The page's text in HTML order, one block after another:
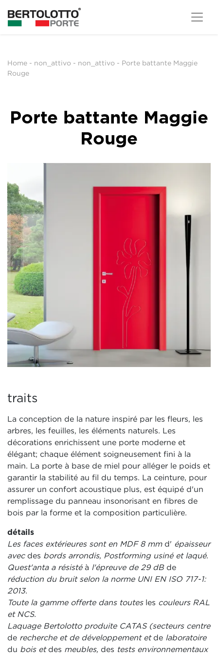
Home - non_attivo - non_attivo - Porte battante Maggie
Rouge
Porte battante Maggie
Rouge
traits
La conception de la nature inspiré par les fleurs, les
arbres, les feuilles, les éléments naturels. Les
décorations enrichissent une porte moderne et
élégant; chaque élément soigneusement fini à la
main. La porte à base de miel pour alléger le poids et
garantir la stabilité au fil du temps. La ceinture, pour
assurer un confort acoustique plus, est équipé d'un
remplissage du panneau insonorisant en fibres de
bois par la forme et la composition particulière.
détails
Les faces extérieures sont en MDF 8 mmd' épaisseur
avecdes bords arrondis, Postforming usiné et laqué.
Quest'anta a résistéà l'épreuve de 29 dB de
réduction du bruit selon la norme UNI EN ISO 717-1:
2013.
Toute la gamme offerte dans toutesles couleurs RAL
et NCS.
Laquage Bertolotto produite CATAS (secteurs centre
de recherche et de développement etde laboratoire
du bois etdes meubles, des tests environnementaux